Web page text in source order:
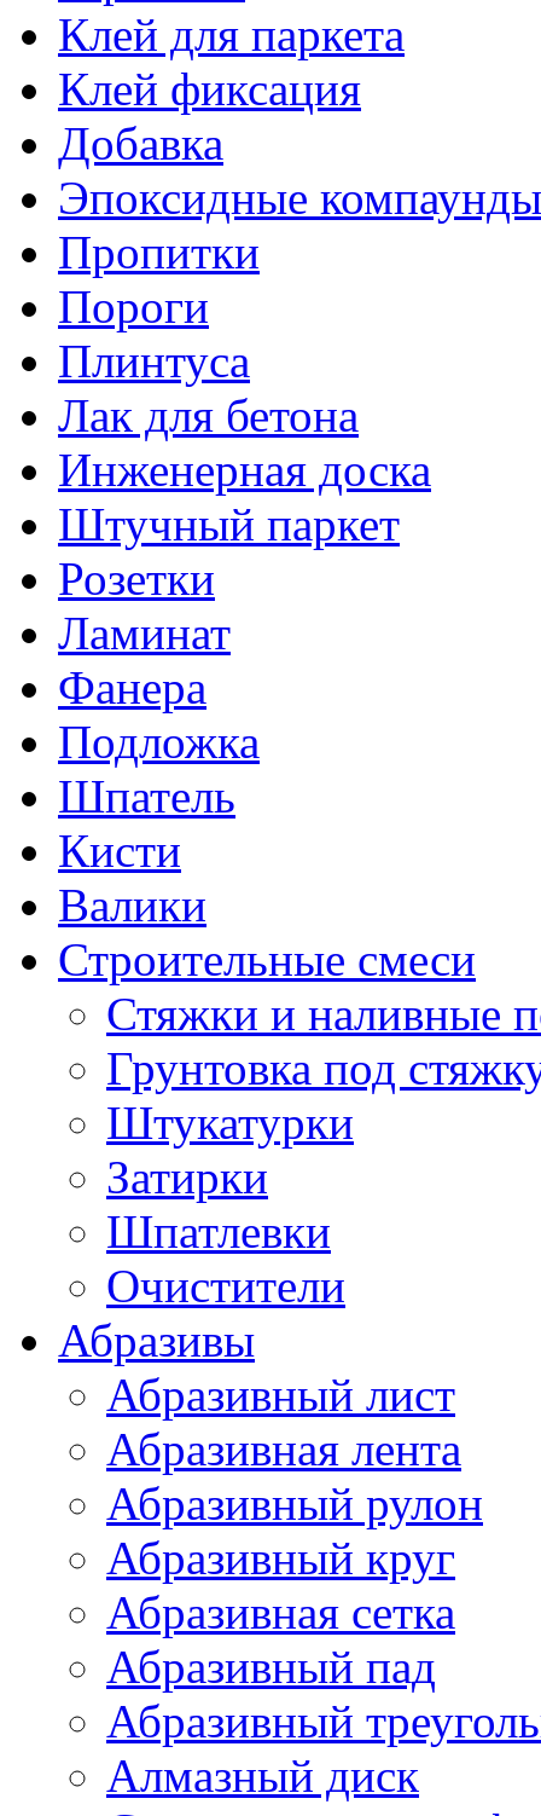
Клей для паркета
Клей фиксация
Добавка
Эпоксидные компаунды
Пропитки
Пороги
Плинтуса
Лак для бетона
Инженерная доска
Штучный паркет
Розетки
Ламинат
Фанера
Подложка
Шпатель
Кисти
Валики
Строительные смеси
Стяжки и наливные
Грунтовка под
Штукатурки
Затирки
Шпатлевки
Очистители
Абразивы
Абразивный лист
Абразивная лента
Абразивный рулон
Абразивный круг
Абразивная сетка
Абразивный пад
Абразивный
Алмазный диск